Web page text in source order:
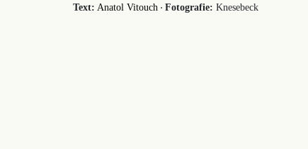
Text: Anatol Vitouch· Fotografie: Knesebeck